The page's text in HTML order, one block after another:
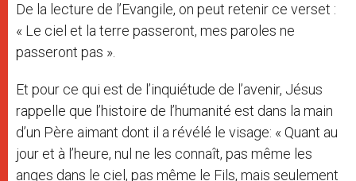
De la lecture de l’Evangile, on peut retenir ce verset :
« Le ciel et la terre passeront, mes paroles ne
passeront pas ».
Et pour ce qui est de l’inquiétude de l’avenir, Jésus
rappelle que l’histoire de l’humanité est dans la main
d’un Père aimant dont il a révélé le visage: « Quant au
jour et à l’heure, nul ne les connaît, pas même les
anges dans le ciel, pas même le Fils, mais seulement